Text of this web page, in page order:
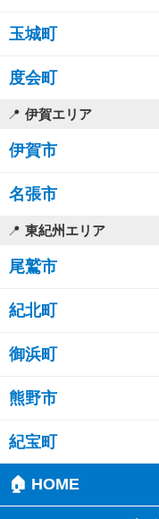
玉城町
度会町
伊賀エリア
伊賀市
名張市
東紀州エリア
尾鷲市
紀北町
御浜町
熊野市
紀宝町
🏠 HOME